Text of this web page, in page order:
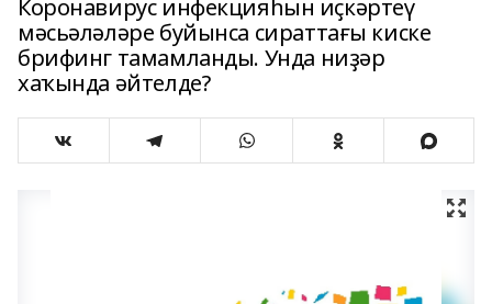
Коронавирус инфекцияһын иҫкәртеү
мәсьәләләре буйынса сираттағы киске
брифинг тамамланды. Унда ниҙәр
хаҡында әйтелде?